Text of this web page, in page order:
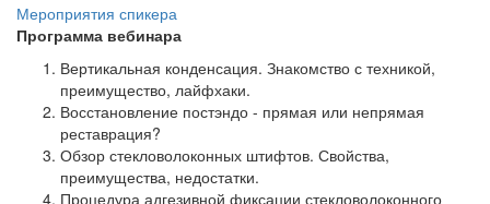
Мероприятия спикера
Программа вебинара
Вертикальная конденсация. Знакомство с техникой,
преимущество, лайфхаки.
Восстановление постэндо - прямая или непрямая
реставрация?
Обзор стекловолоконных штифтов. Свойства,
преимущества, недостатки.
Процедура адгезивной фиксации стекловолоконного